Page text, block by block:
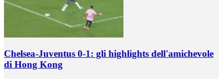
Chelsea-Juventus 0-1: gli highlights dell'amichevole
di Hong Kong